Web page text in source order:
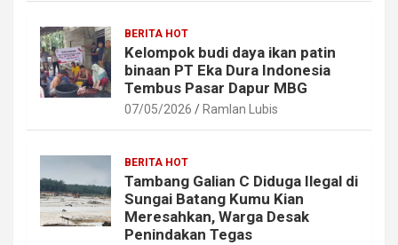
BERITA HOT
Kelompok budi daya ikan patin
binaan PT Eka Dura Indonesia
Tembus Pasar Dapur MBG
07/05/2026 Ramlan Lubis
BERITA HOT
Tambang Galian C Diduga Ilegal di
Sungai Batang Kumu Kian
Meresahkan, Warga Desak
Penindakan Tegas